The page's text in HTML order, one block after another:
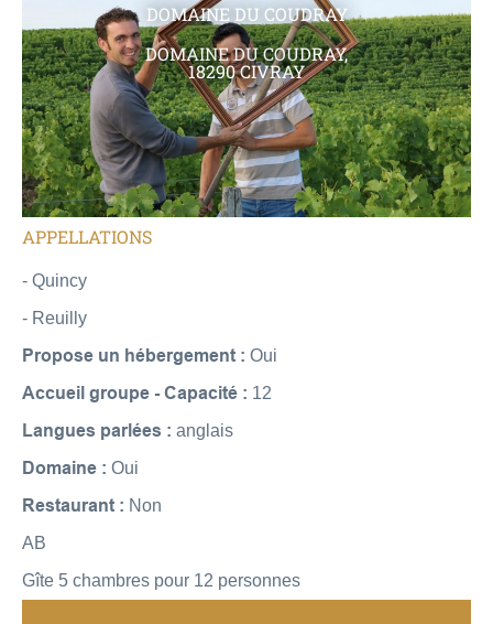
DOMAINE DU COUDRAY
DOMAINE DU COUDRAY,
18290 CIVRAY
APPELLATIONS
- Quincy
- Reuilly
Propose un hébergement : Oui
Accueil groupe - Capacité : 12
Langues parlées : anglais
Domaine : Oui
Restaurant : Non
AB
Gîte 5 chambres pour 12 personnes